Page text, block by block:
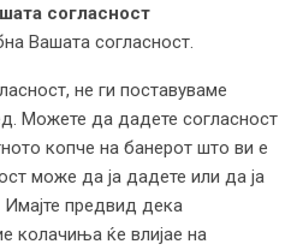
согласност
Вашата согласност.
не ги поставуваме
Можете да дадете согласност
копче на банерот што ви е
може да ја дадете или да ја
предвид дека
колачиња ќе влијае на